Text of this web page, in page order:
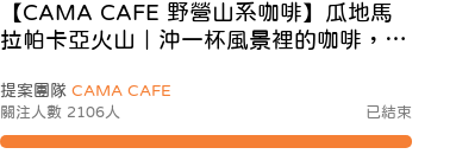
【CAMA CAFE 野營山系咖啡】瓜地馬
拉帕卡亞火山｜沖一杯風景裡的咖啡，山
提案團隊 CAMA CAFE
關注人數 2106人 已結束